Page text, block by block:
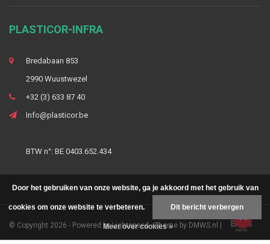
PLASTICOR-INFRA
Bredabaan 853
2990 Wuustwezel
+32 (3) 633 87 40
Info@plasticor.be
BTW n°: BE 0403.652.434
© Copyright 2026 - Powered byLightspeed- Theme by DMWS.nl
Door het gebruiken van onze website, ga je akkoord met het gebruik van
cookies om onze website te verbeteren. Dit bericht verbergen
Meer over cookies »